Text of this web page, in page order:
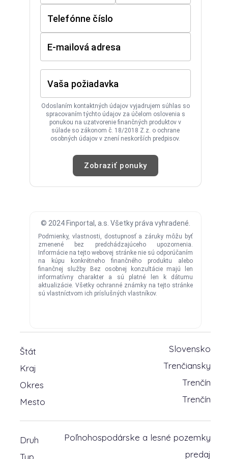
Štát
Slovensko
Kraj
Trenčiansky
Okres
Trenčín
Mesto
Trenčín
Druh
Poľnohospodárske a lesné pozemky
Typ
predaj